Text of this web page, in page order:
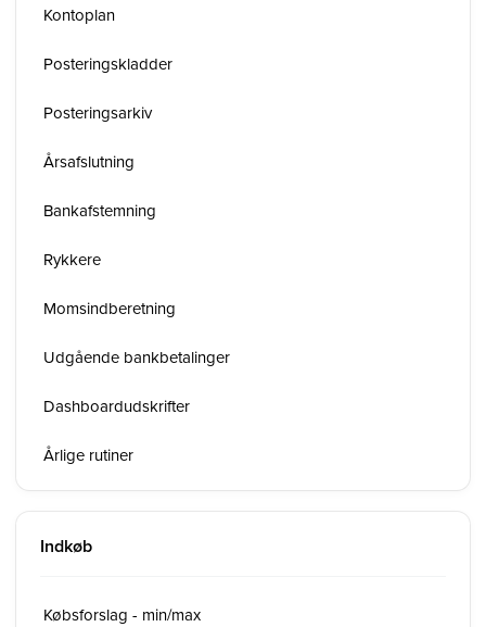
Kontoplan
Posteringskladder
Posteringsarkiv
Årsafslutning
Bankafstemning
Rykkere
Momsindberetning
Udgående bankbetalinger
Dashboardudskrifter
Årlige rutiner
Indkøb
Købsforslag - min/max